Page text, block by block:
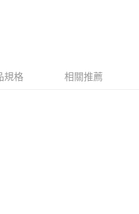
規格 相關推薦